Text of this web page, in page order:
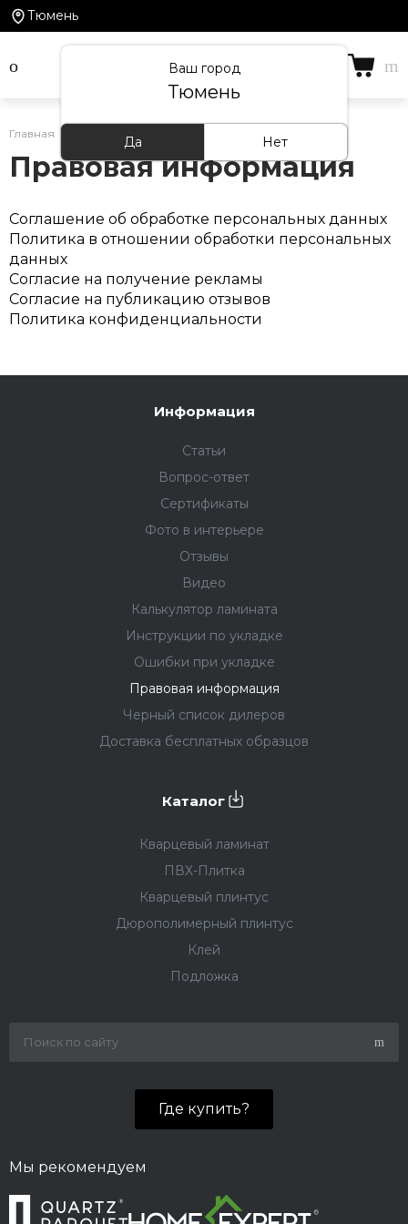
Тюмень
Ваш город
Тюмень
Да Нет
Главная Информация Правовая информация
Правовая информация
Соглашение об обработке персональных данных
Политика в отношении обработки персональных
данных
Согласие на получение рекламы
Согласие на публикацию отзывов
Политика конфиденциальности
Информация
Статьи
Вопрос-ответ
Сертификаты
Фото в интерьере
Отзывы
Видео
Калькулятор ламината
Инструкции по укладке
Ошибки при укладке
Правовая информация
Черный список дилеров
Доставка бесплатных образцов
Каталог
Кварцевый ламинат
ПВХ-Плитка
Кварцевый плинтус
Дюрополимерный плинтус
Клей
Подложка
Где купить?
Мы рекомендуем